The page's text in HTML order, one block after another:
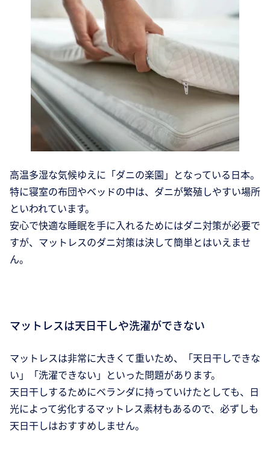
高温多湿な気候ゆえに「ダニの楽園」となっている日本。
特に寝室の布団やベッドの中は、ダニが繁殖しやすい場所
といわれています。
安心で快適な睡眠を手に入れるためにはダニ対策が必要で
すが、マットレスのダニ対策は決して簡単とはいえませ
ん。
マットレスは天日干しや洗濯ができない
マットレスは非常に大きくて重いため、「天日干しできな
い」「洗濯できない」といった問題があります。
天日干しするためにベランダに持っていけたとしても、日
光によって劣化するマットレス素材もあるので、必ずしも
天日干しはおすすめしません。